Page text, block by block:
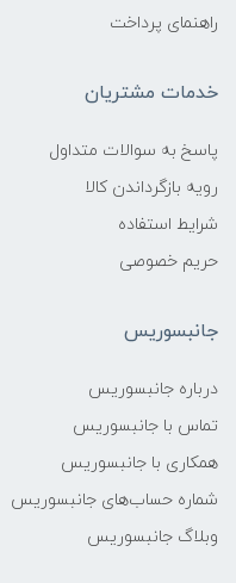
راهنمای پرداخت
خدمات مشتریان
پاسخ به سوالات متداول
رویه بازگرداندن کالا
شرایط استفاده
حریم خصوصی
جانبسوریس
درباره جانبسوریس
تماس با جانبسوریس
همکاری با جانبسوریس
شماره حساب‌های جانبسوریس
وبلاگ جانبسوریس